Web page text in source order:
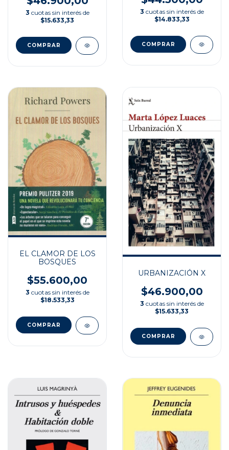
3 cuotas sin interés de
$15.633,33
3 cuotas sin interés de
$14.833,33
EL CLAMOR DE LOS
BOSQUES
$55.600,00
3 cuotas sin interés de
$18.533,33
URBANIZACIÓN X
$46.900,00
3 cuotas sin interés de
$15.633,33